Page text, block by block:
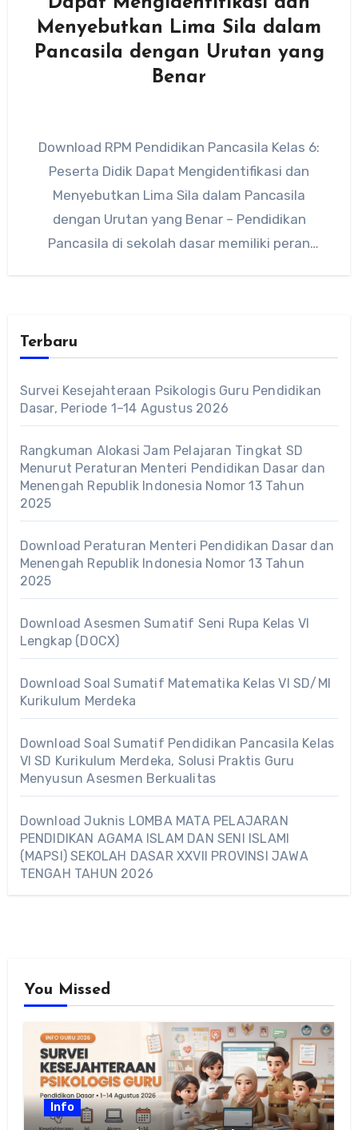
Menyebutkan Lima Sila dalam
Pancasila dengan Urutan yang
Benar
Download RPM Pendidikan Pancasila Kelas 6:
Peserta Didik Dapat Mengidentifikasi dan
Menyebutkan Lima Sila dalam Pancasila
dengan Urutan yang Benar – Pendidikan
Pancasila di sekolah dasar memiliki peran
Terbaru
Survei Kesejahteraan Psikologis Guru Pendidikan
Dasar, Periode 1–14 Agustus 2026
Rangkuman Alokasi Jam Pelajaran Tingkat SD
Menurut Peraturan Menteri Pendidikan Dasar dan
Menengah Republik Indonesia Nomor 13 Tahun
2025
Download Peraturan Menteri Pendidikan Dasar dan
Menengah Republik Indonesia Nomor 13 Tahun
2025
Download Asesmen Sumatif Seni Rupa Kelas VI
Lengkap (DOCX)
Download Soal Sumatif Matematika Kelas VI SD/MI
Kurikulum Merdeka
Download Soal Sumatif Pendidikan Pancasila Kelas
VI SD Kurikulum Merdeka, Solusi Praktis Guru
Menyusun Asesmen Berkualitas
Download Juknis LOMBA MATA PELAJARAN
PENDIDIKAN AGAMA ISLAM DAN SENI ISLAMI
(MAPSI) SEKOLAH DASAR XXVII PROVINSI JAWA
TENGAH TAHUN 2026
You Missed
Info